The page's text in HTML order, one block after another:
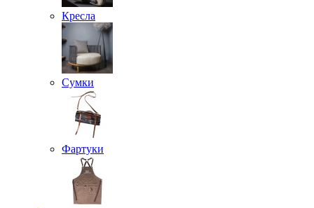
Кресла
Сумки
Фартуки